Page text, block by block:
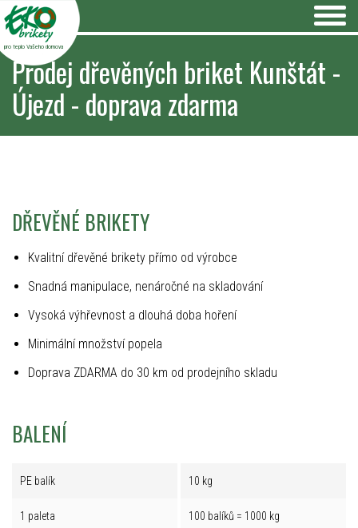
pro teplo Vašeho domova
Prodej dřevěných briket Kunštát -
Újezd - doprava zdarma
DŘEVĚNÉ BRIKETY
Kvalitní dřevěné brikety přímo od výrobce
Snadná manipulace, nenáročné na skladování
Vysoká výhřevnost a dlouhá doba hoření
Minimální množství popela
Doprava ZDARMA do 30 km od prodejního skladu
BALENÍ
PE balík 10 kg
1 paleta 100 balíků = 1000 kg